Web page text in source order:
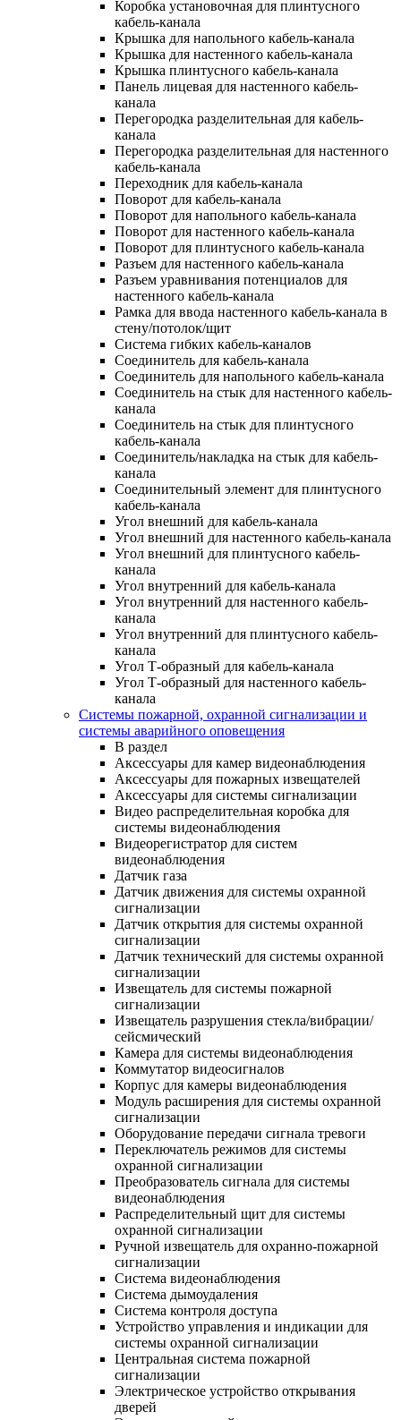
Коробка установочная для плинтусного
кабель-канала
Крышка для напольного кабель-канала
Крышка для настенного кабель-канала
Крышка плинтусного кабель-канала
Панель лицевая для настенного кабель-
канала
Перегородка разделительная для кабель-
канала
Перегородка разделительная для настенного
кабель-канала
Переходник для кабель-канала
Поворот для кабель-канала
Поворот для напольного кабель-канала
Поворот для настенного кабель-канала
Поворот для плинтусного кабель-канала
Разъем для настенного кабель-канала
Разъем уравнивания потенциалов для
настенного кабель-канала
Рамка для ввода настенного кабель-канала в
стену/потолок/щит
Система гибких кабель-каналов
Соединитель для кабель-канала
Соединитель для напольного кабель-канала
Соединитель на стык для настенного кабель-
канала
Соединитель на стык для плинтусного
кабель-канала
Соединитель/накладка на стык для кабель-
канала
Соединительный элемент для плинтусного
кабель-канала
Угол внешний для кабель-канала
Угол внешний для настенного кабель-канала
Угол внешний для плинтусного кабель-
канала
Угол внутренний для кабель-канала
Угол внутренний для настенного кабель-
канала
Угол внутренний для плинтусного кабель-
канала
Угол Т-образный для кабель-канала
Угол Т-образный для настенного кабель-
канала
Системы пожарной, охранной сигнализации и
системы аварийного оповещения
В раздел
Аксессуары для камер видеонаблюдения
Аксессуары для пожарных извещателей
Аксессуары для системы сигнализации
Видео распределительная коробка для
системы видеонаблюдения
Видеорегистратор для систем
видеонаблюдения
Датчик газа
Датчик движения для системы охранной
сигнализации
Датчик открытия для системы охранной
сигнализации
Датчик технический для системы охранной
сигнализации
Извещатель для системы пожарной
сигнализации
Извещатель разрушения стекла/вибрации/
сейсмический
Камера для системы видеонаблюдения
Коммутатор видеосигналов
Корпус для камеры видеонаблюдения
Модуль расширения для системы охранной
сигнализации
Оборудование передачи сигнала тревоги
Переключатель режимов для системы
охранной сигнализации
Преобразователь сигнала для системы
видеонаблюдения
Распределительный щит для системы
охранной сигнализации
Ручной извещатель для охранно-пожарной
сигнализации
Система видеонаблюдения
Система дымоудаления
Система контроля доступа
Устройство управления и индикации для
системы охранной сигнализации
Центральная система пожарной
сигнализации
Электрическое устройство открывания
дверей